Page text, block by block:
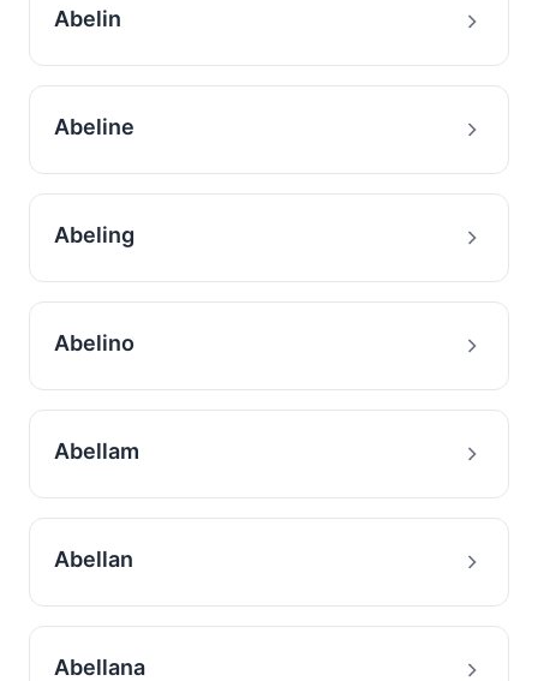
Abelin
Abeline
Abeling
Abelino
Abellam
Abellan
Abellana